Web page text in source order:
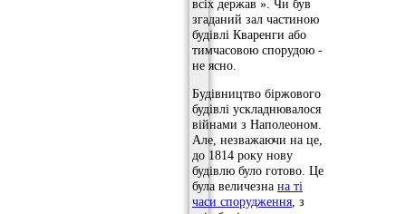
всіх держав ». Чи був
згаданий зал частиною
будівлі Кваренги або
тимчасовою спорудою -
не ясно.
Будівництво біржового
будівлі ускладнювалося
війнами з Наполеоном.
Але, незважаючи на це,
до 1814 року нову
будівлю було готово. Це
була величезна на ті
часи спорудження , з